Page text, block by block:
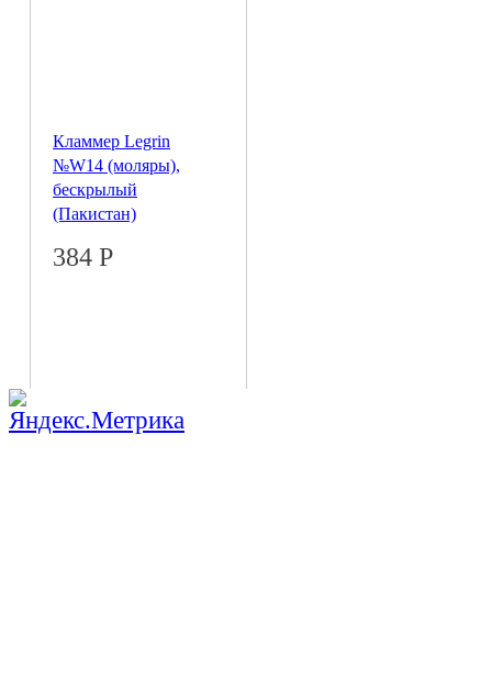
Кламмер Legrin
№W14 (моляры),
бескрылый
(Пакистан)
384 Р